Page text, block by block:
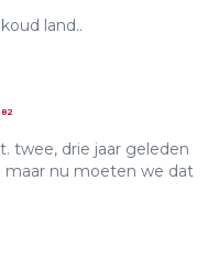
land..
twee, drie jaar geleden
nu moeten we dat